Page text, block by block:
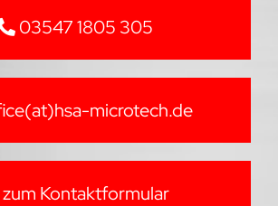
03547 1805 305
microtech.de
zum Kontaktformular